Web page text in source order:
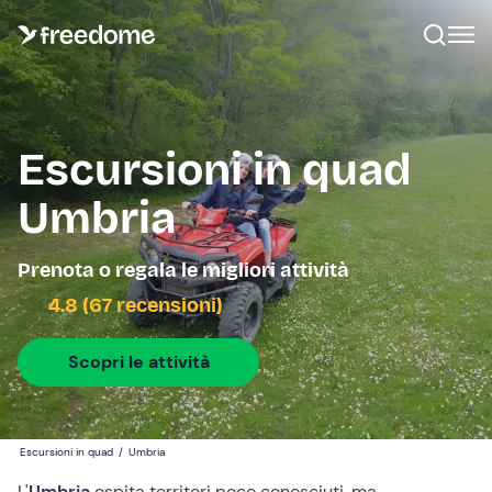
Escursioni in quad
Umbria
Prenota o regala le migliori attività
4.8 (67 recensioni)
Scopri le attività
Escursioni in quad / Umbria